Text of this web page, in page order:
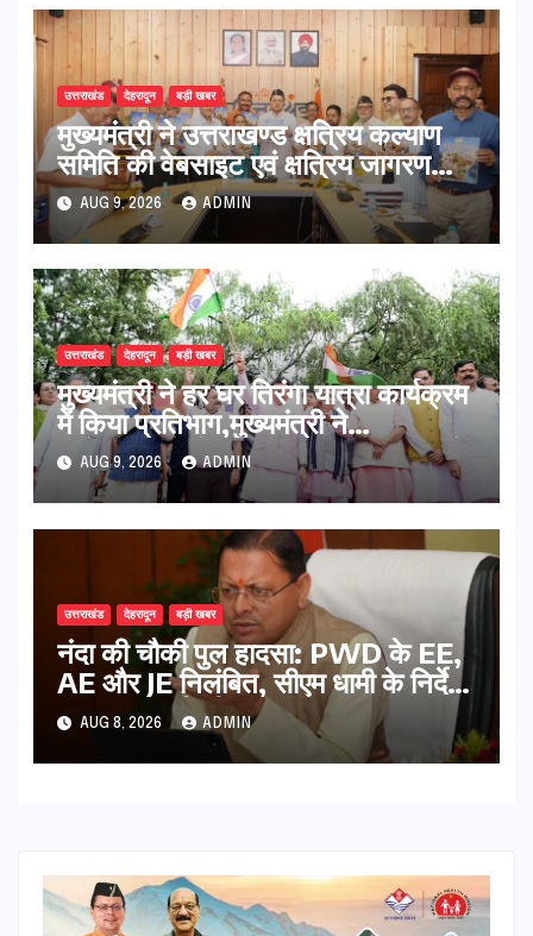
उत्तराखंड देहरादून बड़ी खबर
मुख्यमंत्री ने उत्तराखण्ड क्षत्रिय कल्याण
समिति की वेबसाइट एवं क्षत्रिय जागरण
स्मारिका का किया विमोचन
AUG 9, 2026 ADMIN
उत्तराखंड देहरादून बड़ी खबर
मुख्यमंत्री ने हर घर तिरंगा यात्रा कार्यक्रम
में किया प्रतिभाग,मुख्यमंत्री ने
प्रदेशवासियों से स्वतंत्रता दिवस पर अपने
घरों में तिरंगा फहराने का किया आवाह्न
AUG 9, 2026 ADMIN
उत्तराखंड देहरादून बड़ी खबर
नंदा की चौकी पुल हादसा: PWD के EE,
AE और JE निलंबित, सीएम धामी के निर्देश
पर सख्त कार्रवाई
AUG 8, 2026 ADMIN